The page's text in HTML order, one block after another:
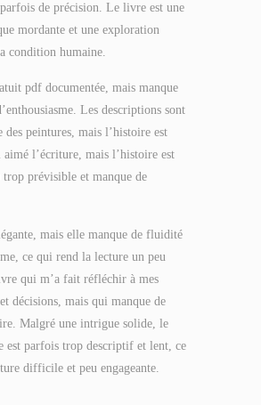
de précision. Le livre est une
mordante et une exploration
condition humaine.
pdf documentée, mais manque
Les descriptions sont
des peintures, mais l’histoire est
aimé l’écriture, mais l’histoire est
prévisible et manque de
mais elle manque de fluidité
ce qui rend la lecture un peu
qui m’a fait réfléchir à mes
décisions, mais qui manque de
Malgré une intrigue solide, le
est parfois trop descriptif et lent, ce
difficile et peu engageante.